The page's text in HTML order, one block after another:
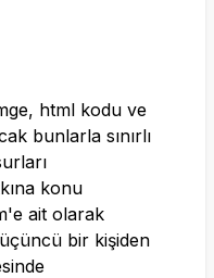
html kodu ve
bunlarla sınırlı
konu
'e ait olarak
bir kişiden